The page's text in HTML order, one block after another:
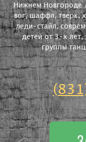
Нижнем Новгороде
вог, шаффл, тверк,
леди-стайл,
детей от 3-х лет,
группы